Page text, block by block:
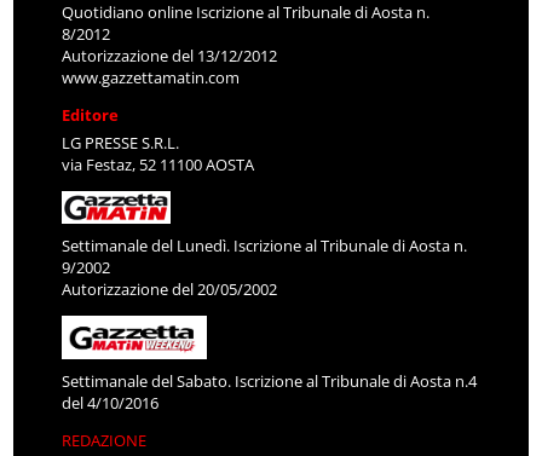
Quotidiano online Iscrizione al Tribunale di Aosta n.
8/2012
Autorizzazione del 13/12/2012
www.gazzettamatin.com
Editore
LG PRESSE S.R.L.
via Festaz, 52 11100 AOSTA
Settimanale del Lunedì. Iscrizione al Tribunale di Aosta n.
9/2002
Autorizzazione del 20/05/2002
Settimanale del Sabato. Iscrizione al Tribunale di Aosta n.4
del 4/10/2016
REDAZIONE